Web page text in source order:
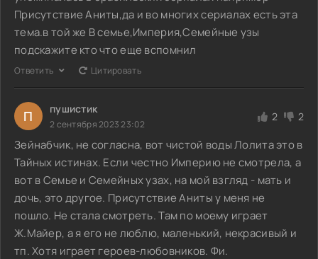
Присутствие Аниты,да и во многих сериалах есть эта
тема.в той же В семье,Империя,Семейные узы
подскажите кто что еще вспомнил
Ответить Цитировать
П пушистик
2 сентября 2023 23:02
2 2
Зейнабчик, не согласна, вот чистой воды Лолита это в
Тайных истинах. Если честно Империю не смотрела, а
вот в Семье и Семейных узах, на мой взгляд - мать и
дочь, это другое. Присутствие Аниты у меня не
пошло. Не стала смотреть. Там по моему играет
Ж.Майер, а я его не люблю, маленький, некрасивый и
тп. Хотя играет героев-любовников. Фи.